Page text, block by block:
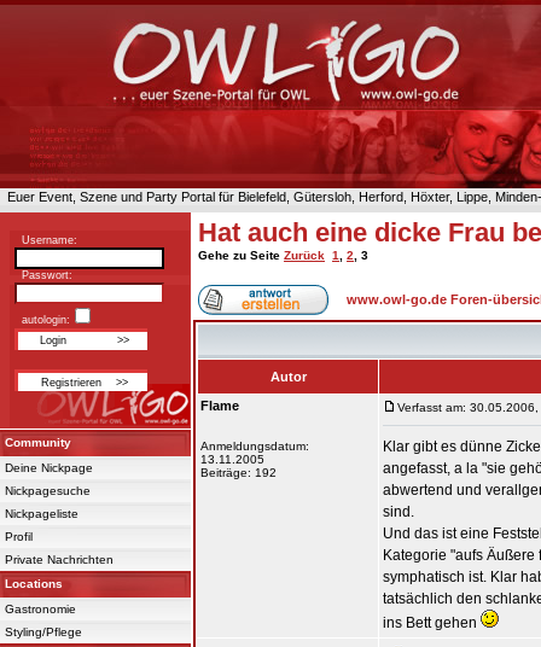
Euer Event, Szene und Party Portal für Bielefeld, Gütersloh, Herford, Höxter, Lippe,
Username:
Passwort:
autologin:
Community
Deine Nickpage
Nickpagesuche
Nickpageliste
Profil
Private Nachrichten
Locations
Gastronomie
Styling/Pflege
Hat auch eine dicke Frau
Gehe zu Seite Zurück 1 2 3
www.owl-go.de Foren-
Autor
Flame
Anmeldungsdatum:
13.11.2005
Beiträge: 192
Verfasst am:
Klar gibt es dünne
angefasst, a la "sie
abwertend und
sind.
Und das ist eine
Kategorie "aufs
symphatisch ist. Klar
tatsächlich den
ins Bett gehen